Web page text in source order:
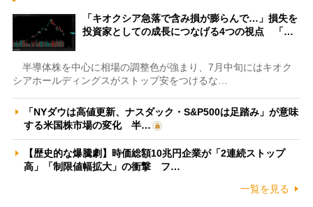
「キオクシア急落で含み損が膨らんで…」損失を
投資家としての成長につなげる4つの視点 「…
半導体株を中心に相場の調整色が強まり、7月中旬にはキオク
シアホールディングスがストップ安をつけるな…
「NYダウは高値更新、ナスダック・S&P500は足踏み」が意味
する米国株市場の変化 半…
【歴史的な爆騰劇】時価総額10兆円企業が「2連続ストップ
高」「制限値幅拡大」の衝撃 フ…
一覧を見る